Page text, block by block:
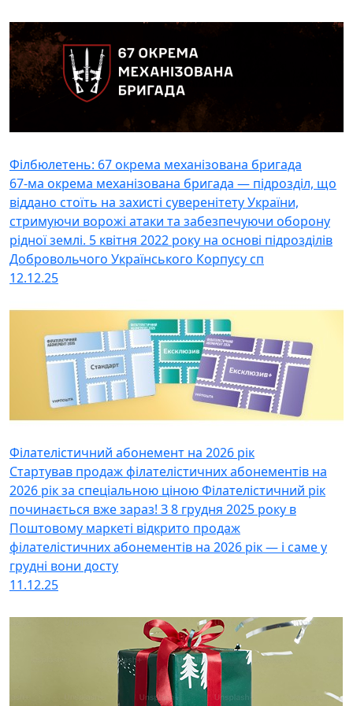
Філбюлетень: 67 окрема механізована бригада
67-ма окрема механізована бригада — підрозділ, що
віддано стоїть на захисті суверенітету України,
стримуючи ворожі атаки та забезпечуючи оборону
рідної землі. 5 квітня 2022 року на основі підрозділів
Добровольчого Українського Корпусу сп
12.12.25
Філателістичний абонемент на 2026 рік
Стартував продаж філателістичних абонементів на
2026 рік за спеціальною ціною Філателістичний рік
починається вже зараз! З 8 грудня 2025 року в
Поштовому маркеті відкрито продаж
філателістичних абонементів на 2026 рік — і саме у
грудні вони досту
11.12.25